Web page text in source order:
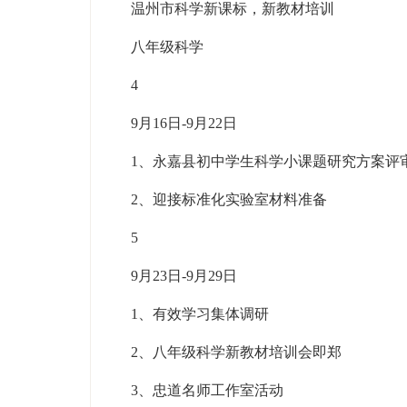
温州市科学新课标，新教材培训
八年级科学
4
9月16日-9月22日
1、永嘉县初中学生科学小课题研究方案评
2、迎接标准化实验室材料准备
5
9月23日-9月29日
1、有效学习集体调研
2、八年级科学新教材培训会即郑
3、忠道名师工作室活动